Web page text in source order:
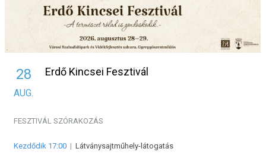
28
AUG.
Erdő Kincsei Fesztivál
FESZTIVÁL SZÓRAKOZÁS
Kezdődik 17:00 | Látványsajtműhely-látogatás